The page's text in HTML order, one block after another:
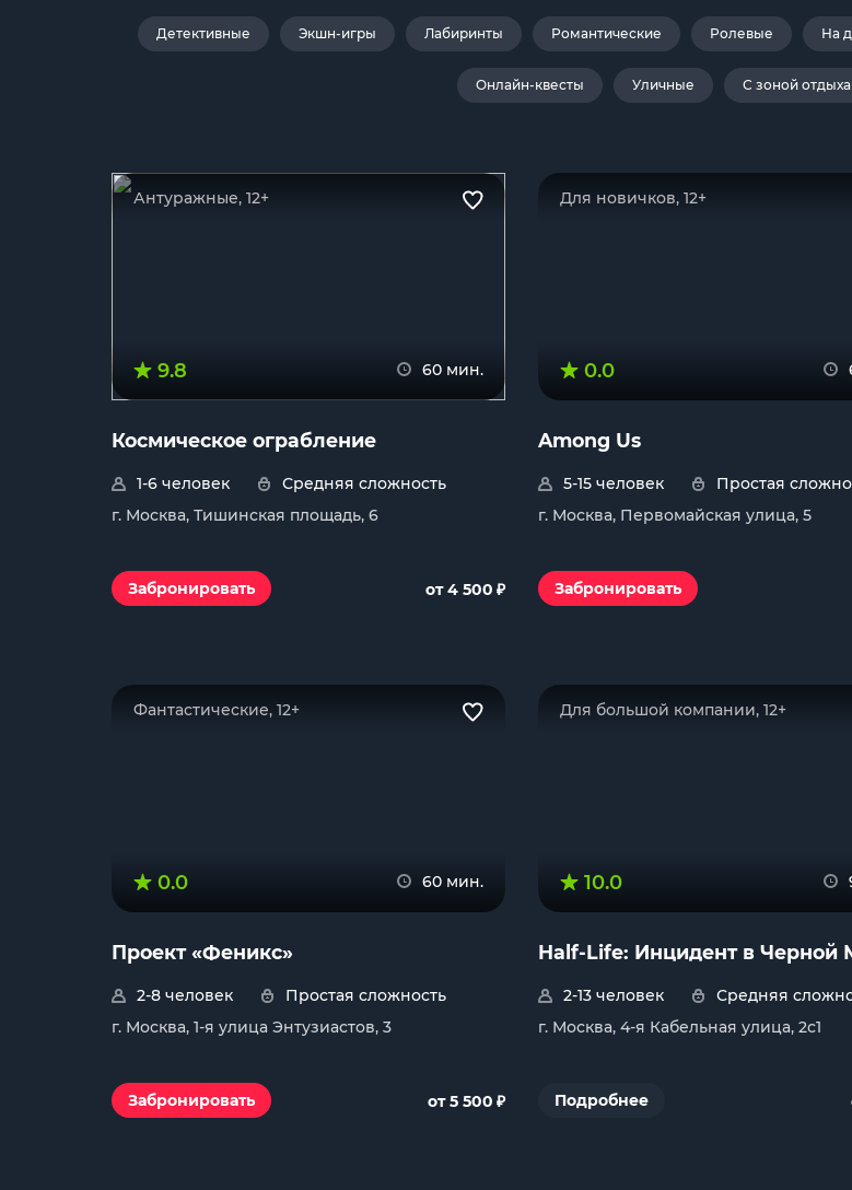
Детективные Экшн-игры Лабиринты Романтические Ролевые На
Онлайн-квесты Уличные С зоной отдыха
Антуражные, 12+
9.8 60 мин.
Космическое ограбление
1-6 человек
Средняя сложность
г. Москва, Тишинская площадь, 6
Забронировать от 4 500 ₽
Для новичков, 12+
0.0
Among Us
5-15 человек
Простая
г. Москва, Первомайская улица, 5
Забронировать
Фантастические, 12+
0.0 60 мин.
Проект «Феникс»
2-8 человек
Простая сложность
г. Москва, 1-я улица Энтузиастов, 3
Забронировать от 5 500 ₽
Для большой компании, 12+
10.0
Half-Life: Инцидент в Черной
2-13 человек
Средняя
г. Москва, 4-я Кабельная улица, 2с1
Подробнее